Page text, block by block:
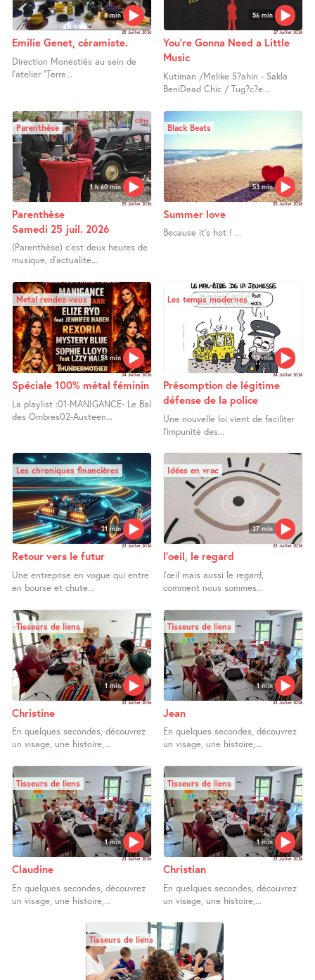
8 min
28 Juillet 2026
Emilie Genet, céramiste.
Direction Monestiés au sein de
l’atelier "Terre...
56 min
27 Juillet 2026
You’re Gonna Need a Little
Music
Kutiman /Melike S?ahin - Sakla
BeniDead Chic / Tug?c?e...
1 h 60 min
Parenthèse
25 Juillet 2026
Parenthèse
Samedi 25 juil. 2026
(Parenthèse) c’est deux heures de
musique, d’actualité...
53 min
Black Beats
25 Juillet 2026
Summer love
Because it’s hot ! ...
58 min
Metal rendez-vous
24 Juillet 2026
Spéciale 100% métal féminin
La playlist :01-MANIGANCE- Le Bal
des Ombres02-Austeen...
13 min
Les temps modernes
24 Juillet 2026
Présomption de légitime
défense de la police
Une nouvelle loi vient de faciliter
l’impunité des...
21 min
Les chroniques financières
23 Juillet 2026
Retour vers le futur
Une entreprise en vogue qui entre
en bourse et chute...
27 min
Idées en vrac
23 Juillet 2026
l’oeil, le regard
l’œil mais aussi le regard,
comment nous sommes...
1 min
Tisseurs de liens
23 Juillet 2026
Christine
En quelques secondes, découvrez
un visage, une histoire,...
1 min
Tisseurs de liens
23 Juillet 2026
Jean
En quelques secondes, découvrez
un visage, une histoire,...
1 min
Tisseurs de liens
23 Juillet 2026
Claudine
En quelques secondes, découvrez
un visage, une histoire,...
1 min
Tisseurs de liens
23 Juillet 2026
Christian
En quelques secondes, découvrez
un visage, une histoire,...
Tisseurs de liens